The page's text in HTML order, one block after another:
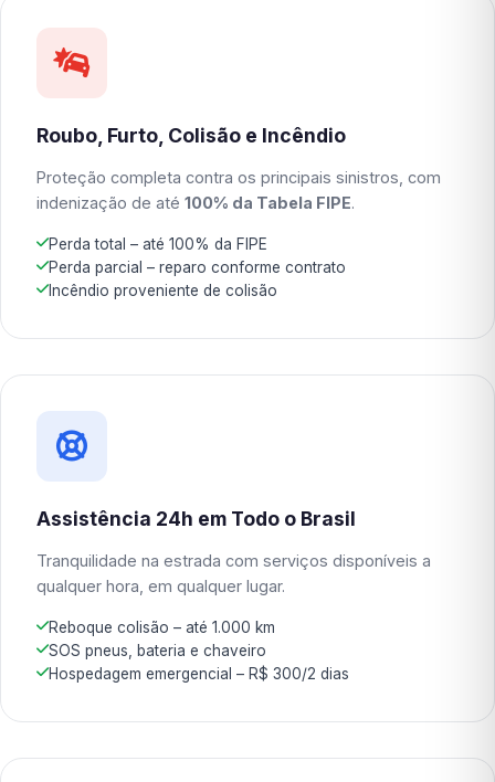
Roubo, Furto, Colisão e Incêndio
Proteção completa contra os principais sinistros, com
indenização de até 100% da Tabela FIPE.
Perda total – até 100% da FIPE
Perda parcial – reparo conforme contrato
Incêndio proveniente de colisão
Assistência 24h em Todo o Brasil
Tranquilidade na estrada com serviços disponíveis a
qualquer hora, em qualquer lugar.
Reboque colisão – até 1.000 km
SOS pneus, bateria e chaveiro
Hospedagem emergencial – R$ 300/2 dias